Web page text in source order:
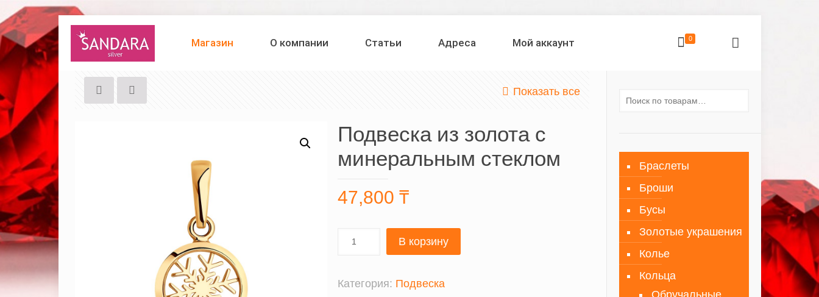
Магазин О компании Статьи Адреса Мой аккаунт 0
Показать все
Подвеска из золота с
минеральным стеклом
47,800 ₸
В корзину
Категория: Подвеска
Браслеты
Броши
Бусы
Золотые украшения
Колье
Кольца
Обручальные